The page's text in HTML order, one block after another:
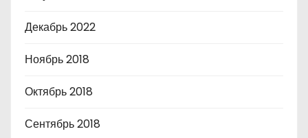
Декабрь 2022
Ноябрь 2018
Октябрь 2018
Сентябрь 2018